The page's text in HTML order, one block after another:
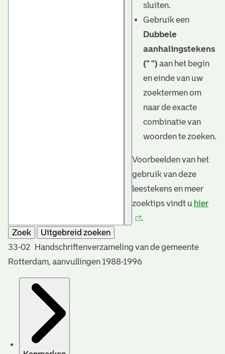
sluiten.
Gebruik een
Dubbele
aanhalingstekens
(" ") aan het begin
en einde van uw
zoektermen om
naar de exacte
combinatie van
woorden te zoeken.
Voorbeelden van het
gebruik van deze
leestekens en meer
zoektips vindt u hier
.
Zoek
Uitgebreid zoeken
33-02 Handschriftenverzameling van de gemeente
Rotterdam, aanvullingen 1988-1996